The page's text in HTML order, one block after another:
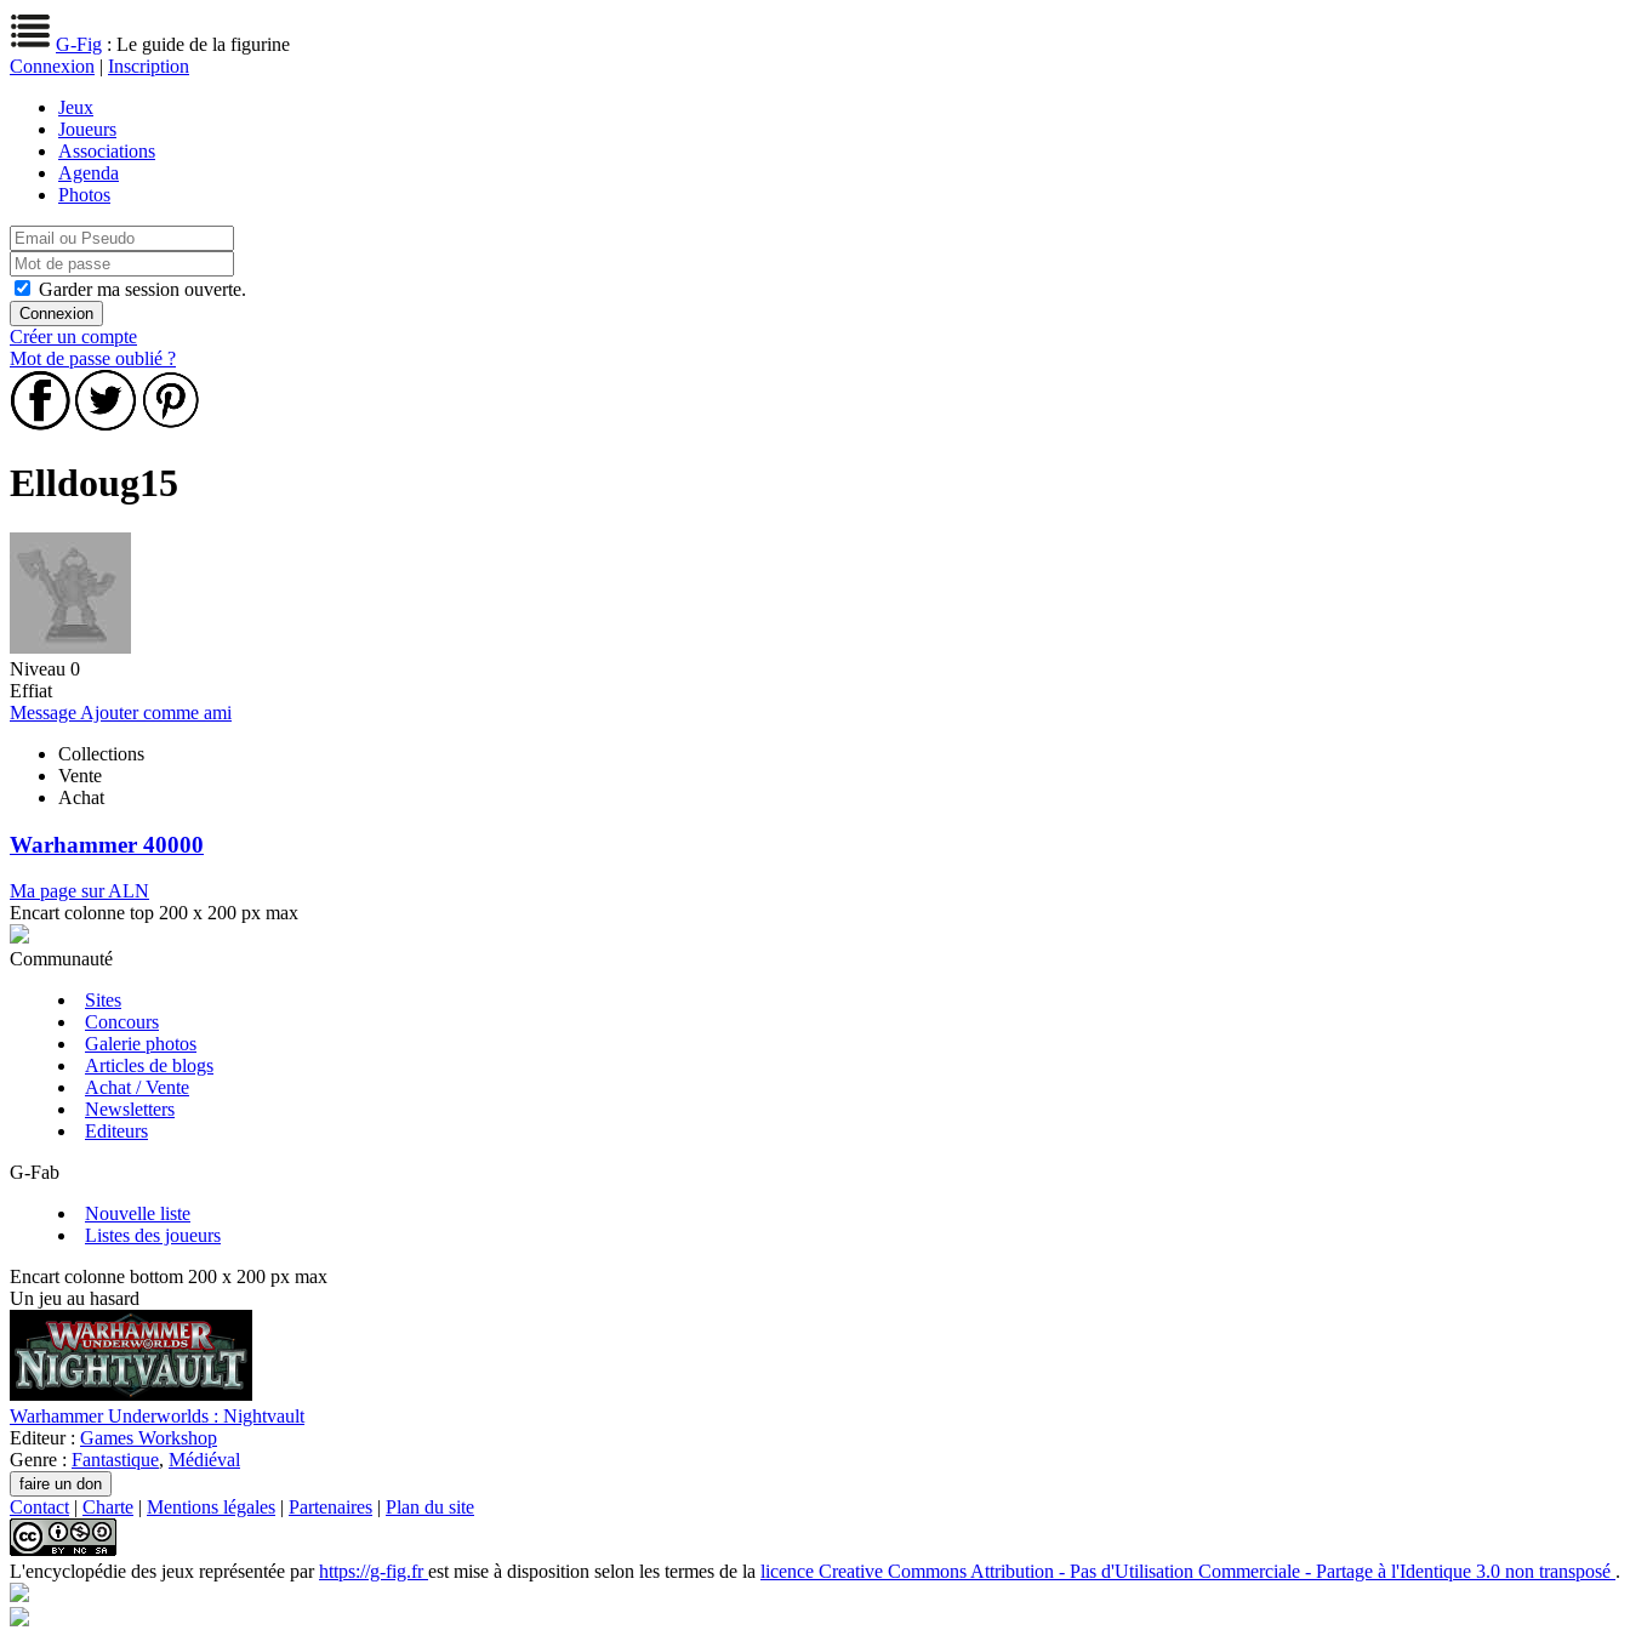
G-Fig : Le guide de la figurine
Connexion | Inscription
Jeux
Joueurs
Associations
Agenda
Photos
Garder ma session ouverte.
Créer un compte
Mot de passe oublié ?
Elldoug15
Niveau 0
Effiat
Message Ajouter comme ami
Collections
Vente
Achat
Warhammer 40000
Ma page sur ALN
Encart colonne top 200 x 200 px max
Communauté
Sites
Concours
Galerie photos
Articles de blogs
Achat / Vente
Newsletters
Editeurs
G-Fab
Nouvelle liste
Listes des joueurs
Encart colonne bottom 200 x 200 px max
Un jeu au hasard
Warhammer Underworlds : Nightvault
Editeur : Games Workshop
Genre : Fantastique, Médiéval
Contact | Charte | Mentions légales | Partenaires | Plan du site
L'encyclopédie des jeux représentée parhttps://g-fig.frest mise à disposition selon les termes de la licence Creative Commons Attribution - Pas d'Utilisation Commerciale - Partage à l'Identique 3.0 non transposé .